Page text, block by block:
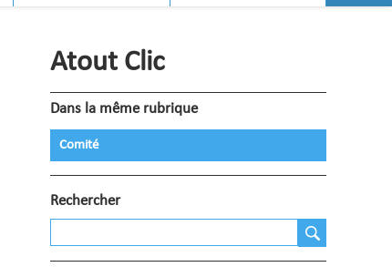
Atout Clic
Dans la même rubrique
Comité
Rechercher